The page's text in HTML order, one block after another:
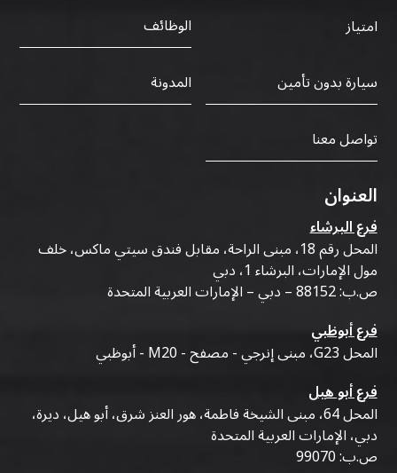
امتياز
الوظائف
سيارة بدون تأمين
المدونة
تواصل معنا
العنوان
فرع البرشاء
المحل رقم 18، مبنى الراحة، مقابل فندق سيتي ماكس، خلف
مول الإمارات، البرشاء 1، دبي
ص.ب: 88152 – دبي – الإمارات العربية المتحدة
فرع أبوظبي
المحل G23، مبنى إنرجي - مصفح - M20 - أبوظبي
فرع أبو هيل
المحل 64، مبنى الشيخة فاطمة، هور العنز شرق، أبو هيل، ديرة،
دبي، الإمارات العربية المتحدة
ص.ب: 99070